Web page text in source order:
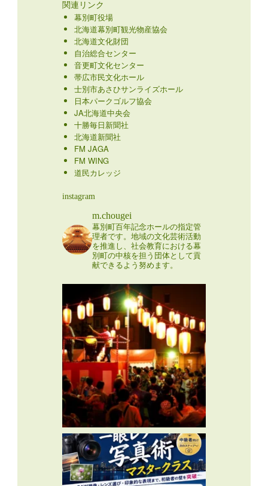
関連リンク
幕別町役場
北海道幕別町観光物産協会
北海道文化財団
自治総合センター
音更町文化センター
帯広市民文化ホール
士別市あさひサンライズホール
日本パークゴルフ協会
JA北海道中央会
十勝毎日新聞社
北海道新聞社
FM JAGA
FM WING
道民カレッジ
instagram
m.chougei
幕別町百年記念ホールの指定管
理者です。地域の文化芸術活動
を推進し、社会教育における幕
別町の中核を担う団体として貢
献できるよう努めます。